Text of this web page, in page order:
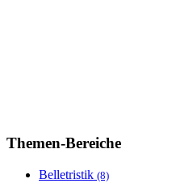
Themen-Bereiche
Belletristik (8)